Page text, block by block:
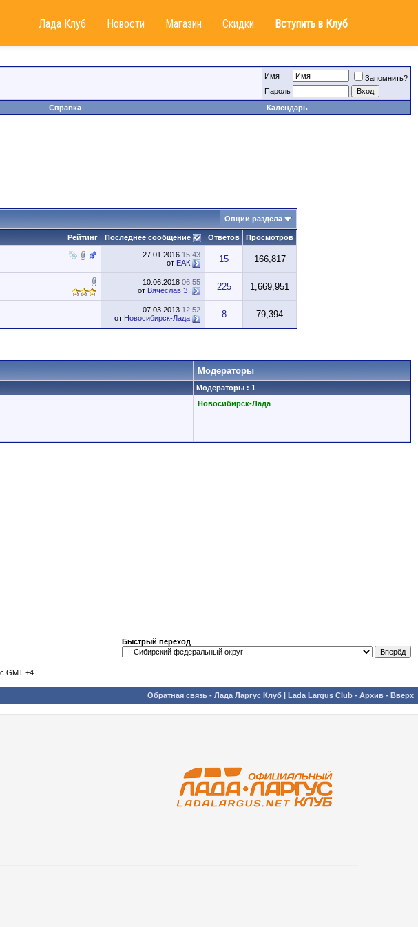
Лада Клуб Новости Магазин Скидки Вступить в Клуб
Имя
Запомнить?
Пароль
Справка Календарь
Опции раздела
Рейтинг Последнее сообщение Ответов Просмотров
27.01.2016 15:43
от ЕАК 15 166,817
10.06.2018 06:55
от Вячеслав З. 225 1,669,951
07.03.2013 12:52
от Новосибирск-Лада 8 79,394
Модераторы
Модераторы : 1
Новосибирск-Лада
Быстрый переход
GMT +4.
Обратная связь - Лада Ларгус Клуб | Lada Largus Club - Архив - Вверх